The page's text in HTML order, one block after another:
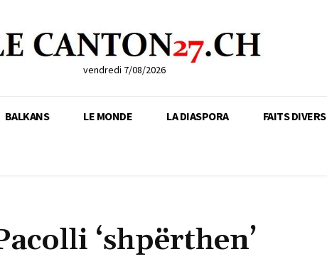
vendredi 7/08/2026
BALKANS LE MONDE LA DIASPORA FAITS DIVERS
‘shpërthen’